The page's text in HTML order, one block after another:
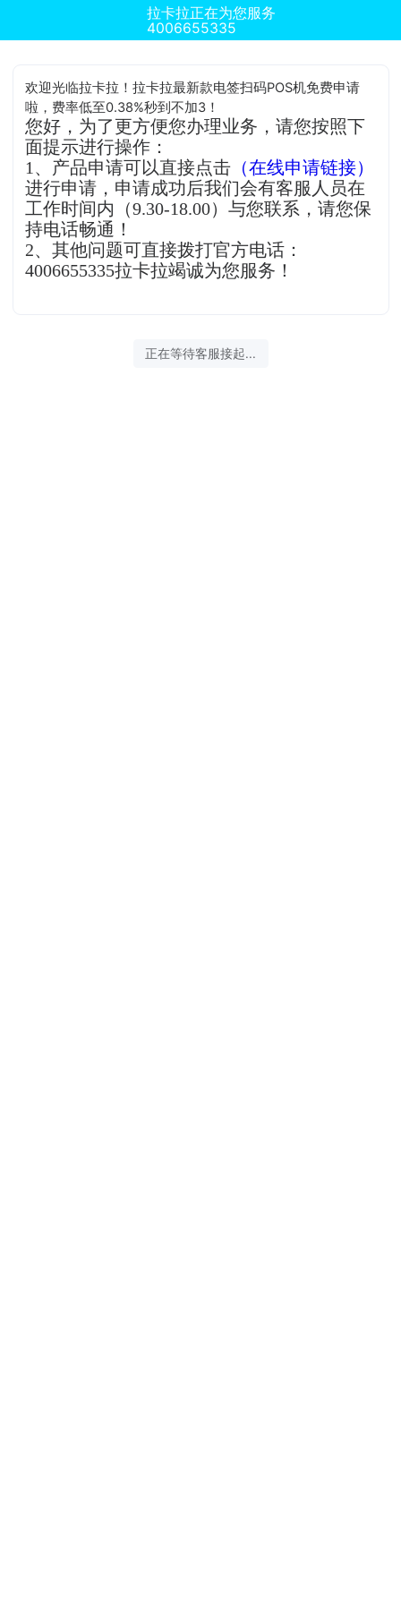
拉卡拉正在为您服务
4006655335
欢迎光临拉卡拉！拉卡拉最新款电签扫码POS机免费申请
啦，费率低至0.38%秒到不加3！
您好，为了更方便您办理业务，请您按照下
面提示进行操作：
1、产品申请可以直接点击 （在线申请链接）
进行申请，申请成功后我们会有客服人员在
工作时间内（9.30-18.00）与您联系，请您保
持电话畅通！
2、其他问题可直接拨打官方电话：
4006655335拉卡拉竭诚为您服务！
正在等待客服接起...